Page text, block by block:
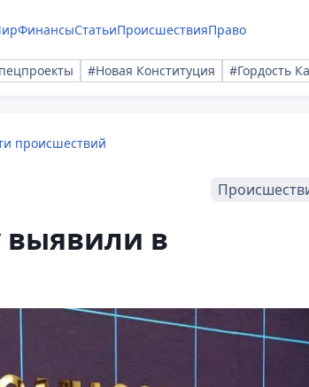
ФинансыСтатьиПроисшествияПраво
#Новая Конституция #Гордость
происшествий
в